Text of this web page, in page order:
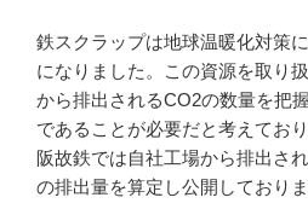
鉄スクラップは地球温暖化対策
になりました。この資源を取り
から排出されるCO2の数量を把
であることが必要だと考えてお
阪故鉄では自社工場から排出さ
の排出量を算定し公開しておりま